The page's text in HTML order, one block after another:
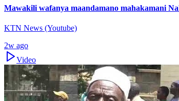
Mawakili wafanya maandamano mahakamani
KTN News (Youtube)
2w ago
Video